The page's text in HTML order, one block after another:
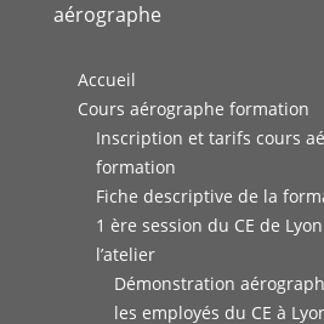
aérographe
Accueil
Cours aérographe formation
Inscription et tarifs cours
formation
Fiche descriptive de la
1 ère session du CE de
l’atelier
Démonstration
les employés du CE à